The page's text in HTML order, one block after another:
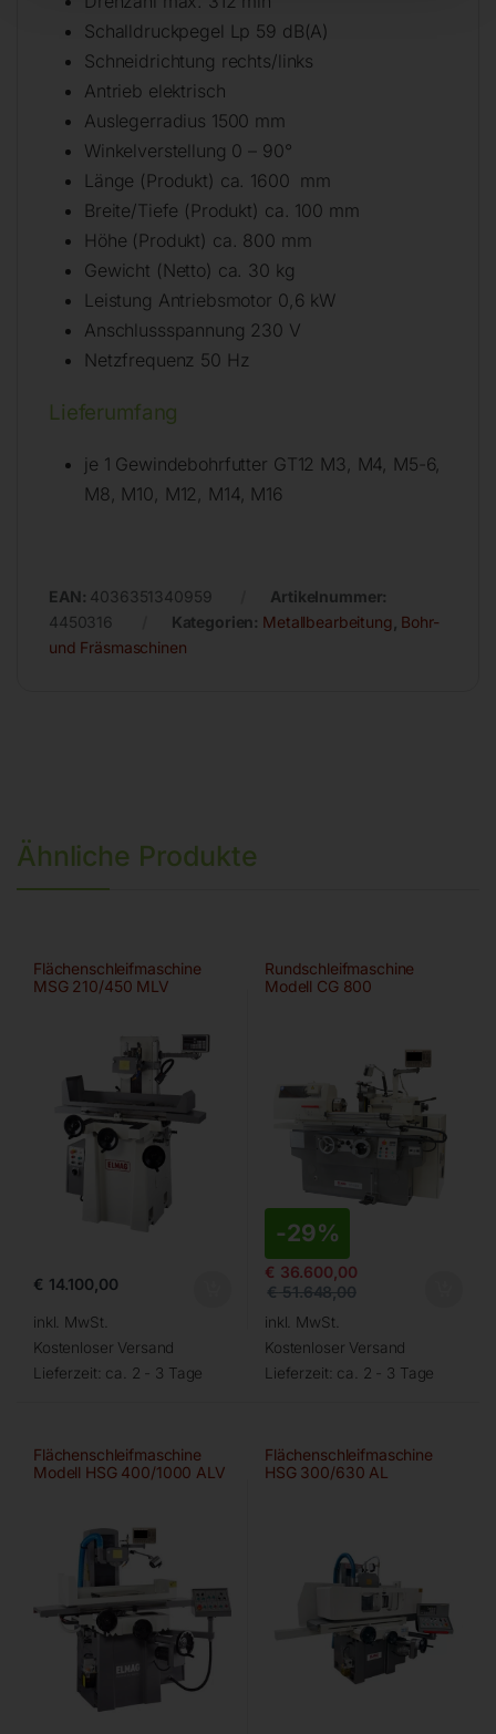
Schalldruckpegel Lp 59 dB(A)
Schneidrichtung rechts/links
Antrieb elektrisch
Auslegerradius 1500 mm
Winkelverstellung 0 – 90°
Länge (Produkt) ca. 1600 mm
Breite/Tiefe (Produkt) ca. 100 mm
Höhe (Produkt) ca. 800 mm
Gewicht (Netto) ca. 30 kg
Leistung Antriebsmotor 0,6 kW
Anschlussspannung 230 V
Netzfrequenz 50 Hz
Lieferumfang
je 1 Gewindebohrfutter GT12 M3, M4, M5-6,
M8, M10, M12, M14, M16
EAN: 4036351340959
Artikelnummer:
4450316
Kategorien: Metallbearbeitung Bohr-
und Fräsmaschinen
Ähnliche Produkte
Flächenschleifmaschine
MSG 210/450 MLV
€ 14.100,00
inkl. MwSt.
Kostenloser Versand
Lieferzeit: ca. 2 - 3 Tage
Rundschleifmaschine
Modell CG 800
-29%
€ 36.600,00
€51.648,00
inkl. MwSt.
Kostenloser Versand
Lieferzeit: ca. 2 - 3 Tage
Flächenschleifmaschine
Modell HSG 400/1000 ALV
Flächenschleifmaschine
HSG 300/630 AL